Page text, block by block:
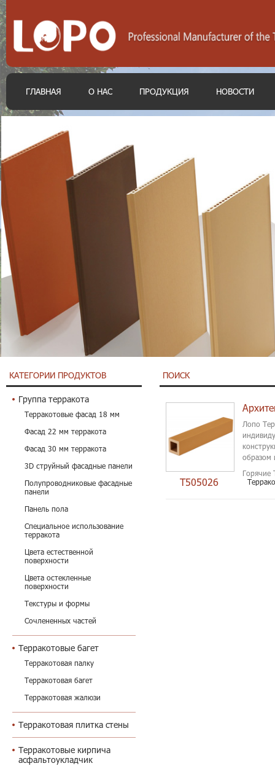
ГЛАВНАЯ О НАС ПРОДУКЦИЯ НОВОСТИ
КАТЕГОРИИ ПРОДУКТОВ
Группа терракота
Терракотовые фасад 18 мм
Фасад 22 мм терракота
Фасад 30 мм терракота
3D струйный фасадные панели
Полупроводниковые фасадные
панели
Панель пола
Специальное использование
терракота
Цвета естественной
поверхности
Цвета остекленные
поверхности
Текстуры и формы
Сочлененных частей
Терракотовые багет
Терракотовая палку
Терракотовая багет
Терракотовая жалюзи
Терракотовая плитка стены
Терракотовые кирпича
асфальтоукладчик
ПОИСК
T505026
Лопо
образом
Горячие